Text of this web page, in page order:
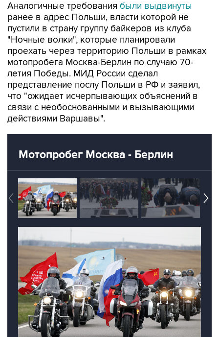
Аналогичные требования были выдвинуты
ранее в адрес Польши, власти которой не
пустили в страну группу байкеров из клуба
"Ночные волки", которые планировали
проехать через территорию Польши в рамках
мотопробега Москва-Берлин по случаю 70-
летия Победы. МИД России сделал
представление послу Польши в РФ и заявил,
что "ожидает исчерпывающих объяснений в
связи с необоснованными и вызывающими
действиями Варшавы".
Мотопробег Москва - Берлин